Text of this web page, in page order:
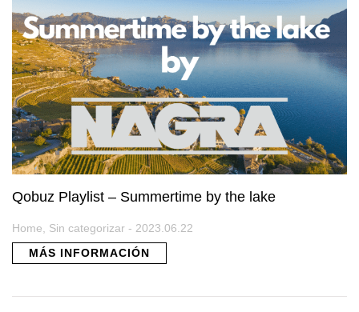
Qobuz Playlist – Summertime by the lake
Home, Sin categorizar - 2023.06.22
MÁS INFORMACIÓN